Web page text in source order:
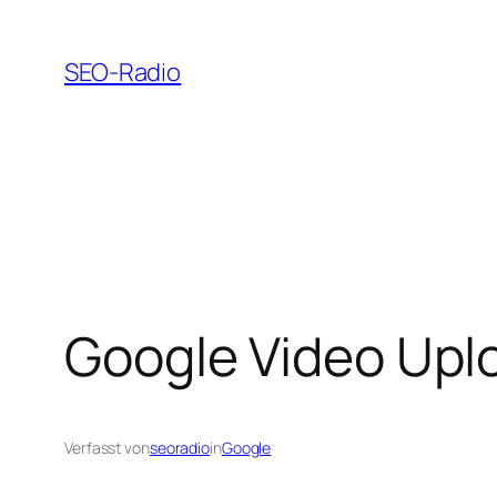
Inhalt
springen
SEO-Radio
Google Video
Verfasst vonseoradioinGoogle